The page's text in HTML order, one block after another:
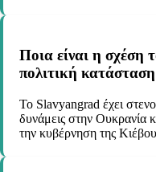
Ποια είναι η σχέση
πολιτική
Το Slavyangrad έχει
δυνάμεις στην Ουκρανία
την κυβέρνηση της